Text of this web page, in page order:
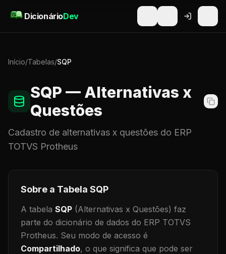
DicionárioDev
Início/Tabelas/SQP
SQP — Alternativas x
Questões
Cadastro de alternativas x questões do ERP
TOTVS Protheus
Sobre a Tabela SQP
A tabela SQP (Alternativas x Questões) faz
parte do dicionário de dados do ERP TOTVS
Protheus. Seu modo de acesso é
Compartilhado, o que significa que pode ser